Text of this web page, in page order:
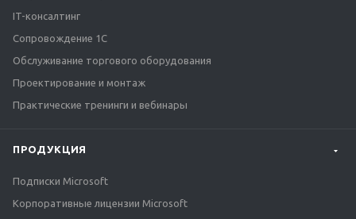
IT-консалтинг
Сопровождение 1С
Обслуживание торгового оборудования
Проектирование и монтаж
Практические тренинги и вебинары
ПРОДУКЦИЯ
Подписки Microsoft
Корпоративные лицензии Microsoft